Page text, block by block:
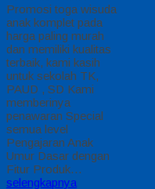
Promosi toga wisuda
anak komplet pada
harga paling murah
dan memiliki kualitas
terbaik, kami kasih
untuk sekolah TK,
PAUD , SD Kami
memberinya
penawaran Special
semua level
Pengajaran Anak
Umur Dasar dengan
Fitur Produk…
selengkapnya